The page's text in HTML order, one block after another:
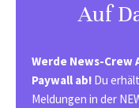
Auf
Werde News-
Paywall ab! Du
Meldungen in der